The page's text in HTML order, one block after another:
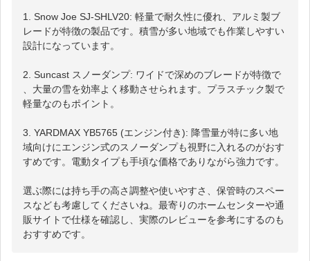
1. Snow Joe SJ-SHLV20: 軽量で耐久性に優れ、アルミ製ブ
レードが特徴の製品です。積雪が多い地域でも作業しやすい
設計になっています。
2. Suncast スノーダンプ: ワイドで深めのブレードが特徴で
、大量の雪を効率よく移動させられます。プラスチック製で
軽量なのもポイント。
3. YARDMAX YB5765 (エンジン付き): 降雪量が特に多い地
域向けにエンジン式のスノーダンプも視野に入れるのがおす
すめです。電動タイプも手頃な価格でありながら強力です。
選ぶ際には持ち手の高さ調整や使いやすさ、保管時のスペー
スなども考慮してくださいね。最寄りのホームセンターや通
販サイトで仕様を確認し、実際のレビューを参考にするのも
おすすめです。